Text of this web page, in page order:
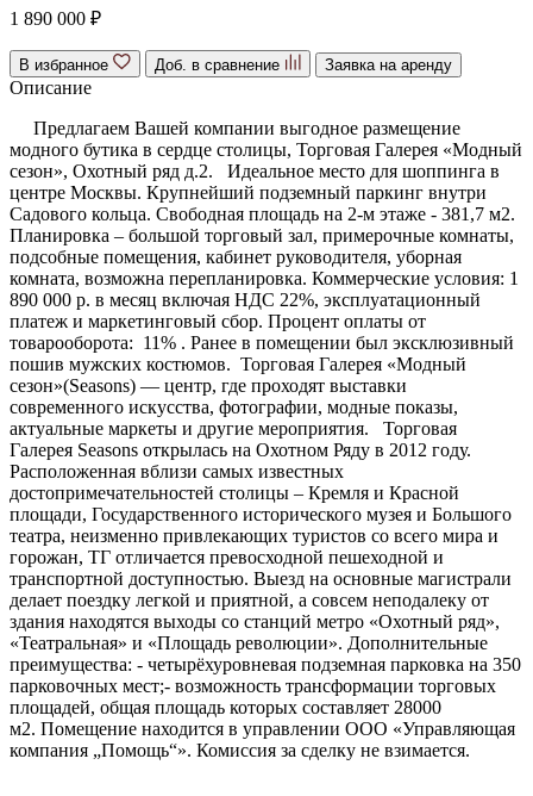
1 890 000 ₽
В избранное Доб. в сравнение Заявка на аренду
Описание
Предлагаем Вашей компании выгодное размещение
модного бутика в сердце столицы, Торговая Галерея «Модный
сезон», Охотный ряд д.2. Идеальное место для шоппинга в
центре Москвы. Крупнейший подземный паркинг внутри
Садового кольца. Свободная площадь на 2-м этаже - 381,7 м2.
Планировка – большой торговый зал, примерочные комнаты,
подсобные помещения, кабинет руководителя, уборная
комната, возможна перепланировка. Коммерческие условия: 1
890 000 р. в месяц включая НДС 22%, эксплуатационный
платеж и маркетинговый сбор. Процент оплаты от
товарооборота: 11% . Ранее в помещении был эксклюзивный
пошив мужских костюмов. Торговая Галерея «Модный
сезон»(Seasons) — центр, где проходят выставки
современного искусства, фотографии, модные показы,
актуальные маркеты и другие мероприятия. Торговая
Галерея Seasons открылась на Охотном Ряду в 2012 году.
Расположенная вблизи самых известных
достопримечательностей столицы – Кремля и Красной
площади, Государственного исторического музея и Большого
театра, неизменно привлекающих туристов со всего мира и
горожан, ТГ отличается превосходной пешеходной и
транспортной доступностью. Выезд на основные магистрали
делает поездку легкой и приятной, а совсем неподалеку от
здания находятся выходы со станций метро «Охотный ряд»,
«Театральная» и «Площадь революции». Дополнительные
преимущества: - четырёхуровневая подземная парковка на 350
парковочных мест;- возможность трансформации торговых
площадей, общая площадь которых составляет 28000
м2. Помещение находится в управлении ООО «Управляющая
компания „Помощь“». Комиссия за сделку не взимается.